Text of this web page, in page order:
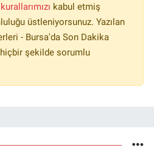
kabul etmiş
üstleniyorsunuz. Yazılan
- Bursa'da Son Dakika
şekilde sorumlu